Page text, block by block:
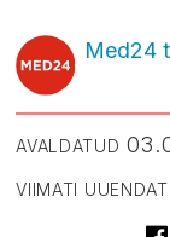
Med24
AVALDATUD
VIIMATI